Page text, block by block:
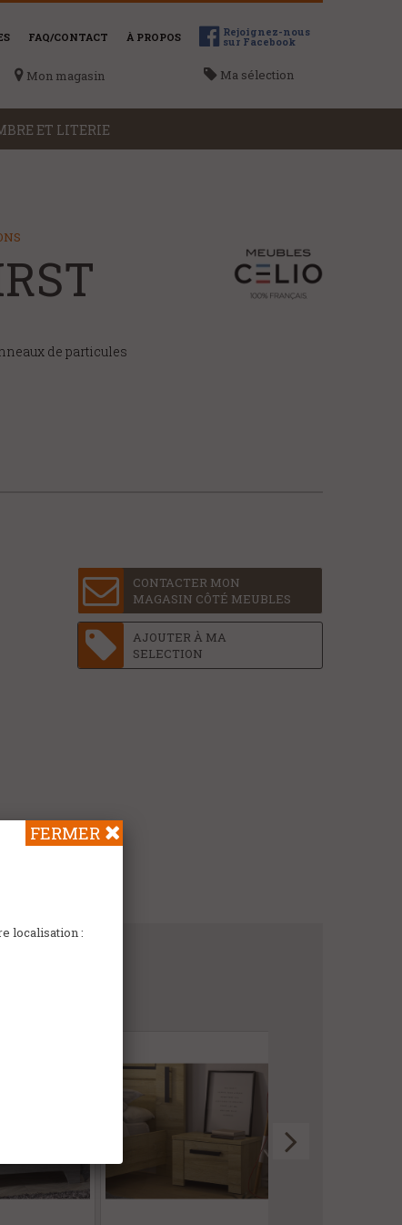
FAQ/CONTACT À PROPOS Rejoignez-nous
sur Facebook
Mon magasin Ma sélection
ET LITERIE
de particules
CONTACTER MON
MAGASIN CÔTÉ MEUBLES
AJOUTER À MA
SELECTION
localisation :
FERMER